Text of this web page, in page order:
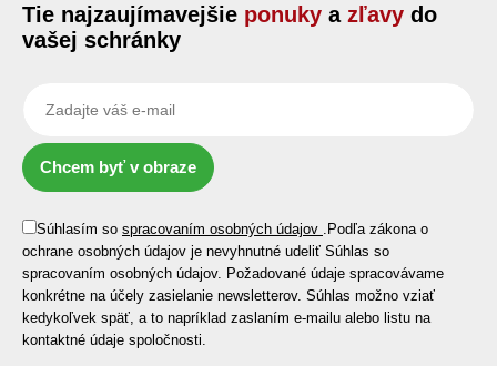
Tie najzaujímavejšie ponuky a zľavy do
vašej schránky
Chcem byť v obraze
Súhlasím so spracovaním osobných údajov . Podľa zákona o
ochrane osobných údajov je nevyhnutné udeliť Súhlas so
spracovaním osobných údajov. Požadované údaje spracovávame
konkrétne na účely zasielanie newsletterov. Súhlas možno vziať
kedykoľvek späť, a to napríklad zaslaním e-mailu alebo listu na
kontaktné údaje spoločnosti.